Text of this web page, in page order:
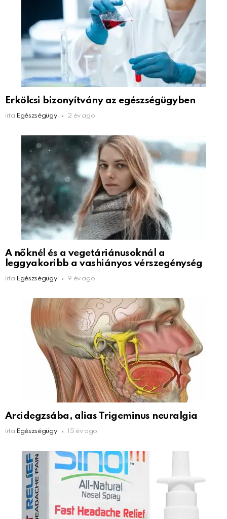
Erkölcsi bizonyítvány az egészségügyben
írta Egészségügy 2 év ago
A nőknél és a vegetáriánusoknál a
leggyakoribb a vashiányos vérszegénység
írta Egészségügy 9 év ago
Arcidegzsába, alias Trigeminus neuralgia
írta Egészségügy 15 év ago